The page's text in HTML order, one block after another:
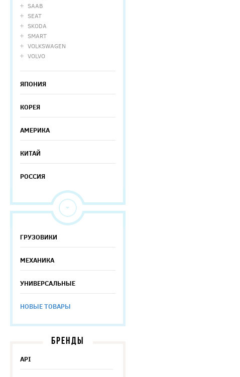
SAAB
SEAT
SKODA
SMART
VOLKSWAGEN
VOLVO
ЯПОНИЯ
КОРЕЯ
АМЕРИКА
КИТАЙ
РОССИЯ
ГРУЗОВИКИ
МЕХАНИКА
УНИВЕРСАЛЬНЫЕ
НОВЫЕ ТОВАРЫ
БРЕНДЫ
API